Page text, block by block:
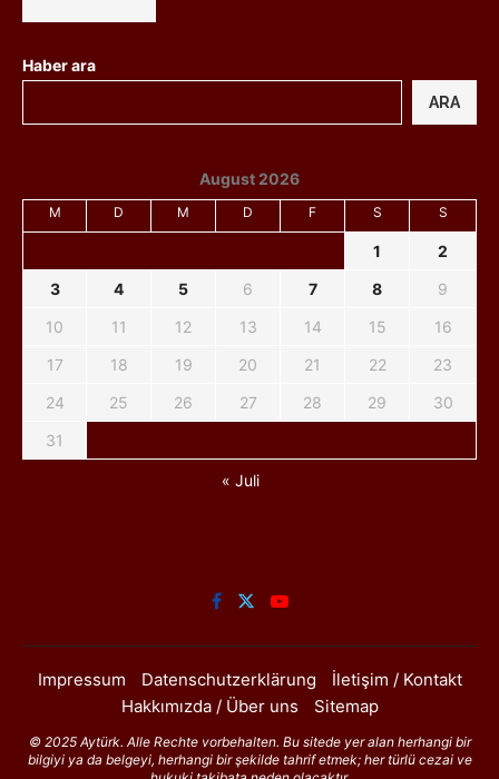
Haber ara
ARA
August 2026
M D M D F S S
1
2
3
4 5 6 7 8
9
10
11 12 13 14 15
16
17
18 19 20 21 22
23
24
25 26 27 28 29
30
31
« Juli
Impressum Datenschutzerklärung
İletişim / Kontakt
Hakkımızda / Über uns
Sitemap
© 2025 Aytürk. Alle Rechte vorbehalten. Bu sitede yer alan herhangi bir
bilgiyi ya da belgeyi, herhangi bir şekilde tahrif etmek; her türlü cezai ve